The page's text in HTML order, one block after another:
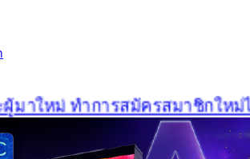
ใหม่ ทำการสมัครสมาชิกใหม่ได้